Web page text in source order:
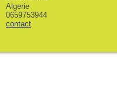
Algerie
0659753944
contact